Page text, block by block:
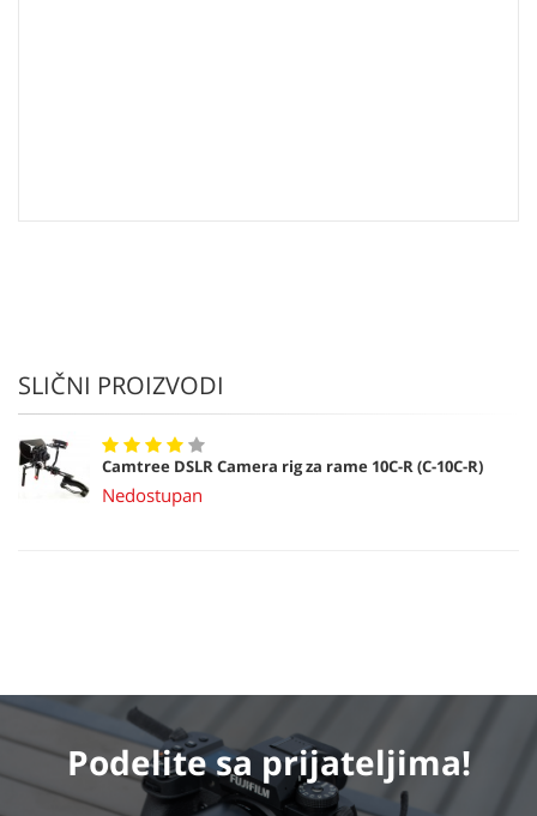
SLIČNI PROIZVODI
Camtree DSLR Camera rig za rame 10C-R (C-10C-R)
Nedostupan
Podelitesa prijateljima!